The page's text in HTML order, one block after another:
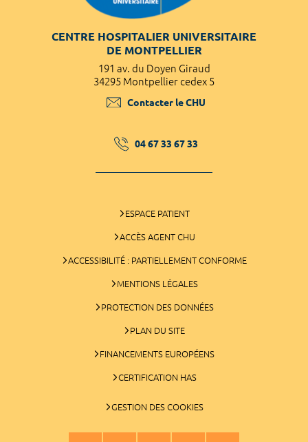
CENTRE HOSPITALIER UNIVERSITAIRE
DE MONTPELLIER
191 av. du Doyen Giraud
34295 Montpellier cedex 5
Contacter le CHU
04 67 33 67 33
ESPACE PATIENT
ACCÈS AGENT CHU
ACCESSIBILITÉ : PARTIELLEMENT CONFORME
MENTIONS LÉGALES
PROTECTION DES DONNÉES
PLAN DU SITE
FINANCEMENTS EUROPÉENS
CERTIFICATION HAS
GESTION DES COOKIES